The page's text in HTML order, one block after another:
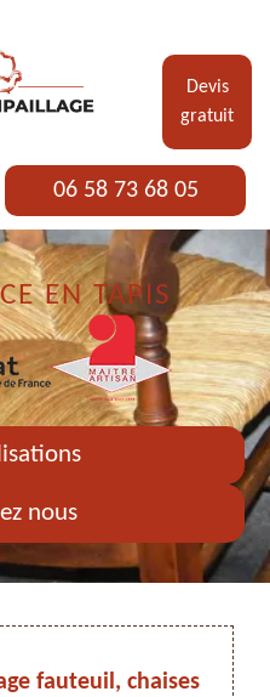
Devis
gratuit
06 58 73 68 05
EN TAPIS
nous
fauteuil, chaises